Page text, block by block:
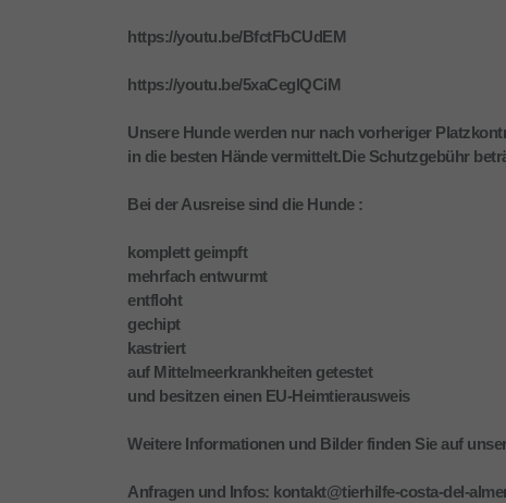
https://youtu.be/BfctFbCUdEM
https://youtu.be/5xaCeglQCiM
Unsere Hunde werden nur nach vorheriger
in die besten Hände vermittelt.Die Schutzgebühr
Bei der Ausreise sind die Hunde :
komplett geimpft
mehrfach entwurmt
entfloht
gechipt
kastriert
auf Mittelmeerkrankheiten getestet
und besitzen einen EU-Heimtierausweis
Weitere Informationen und Bilder finden Sie auf
Anfragen und Infos: kontakt@tierhilfe-costa-del-